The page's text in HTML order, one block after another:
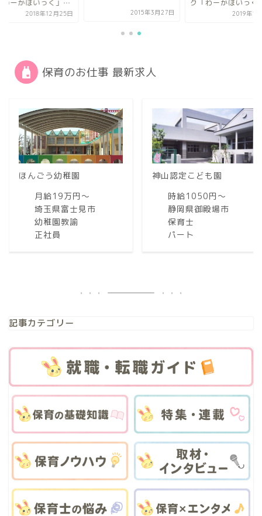
ーかほいっく」
2018年12月25日 2015年3月27日
ク「わーかほいっく
2019年1
保育のお仕事 最新求人
ほんごう幼稚園
月給19万円〜
埼玉県富士見市
幼稚園教諭
正社員
神山認定こども園
時給1050円〜
静岡県御殿場市
保育士
パート
記事カテゴリー